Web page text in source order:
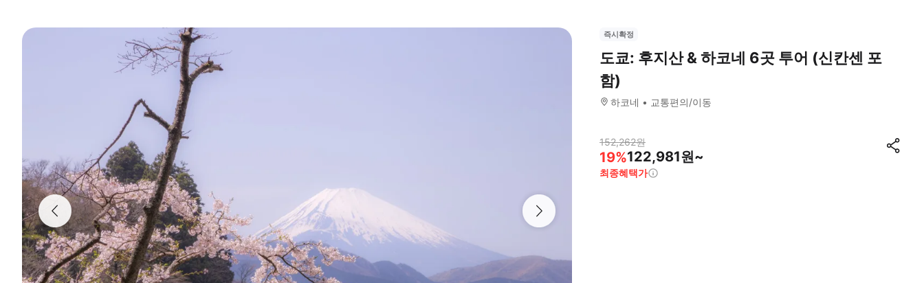
즉시확정
도쿄: 후지산 & 하코네 6곳 투어 (신칸센 포
함)
하코네 교통편의/이동
152,262원
19%122,981원~
최종혜택가